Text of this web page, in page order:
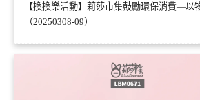
【換換樂活動】莉莎市集鼓勵環保消費—以
（20250308-09）